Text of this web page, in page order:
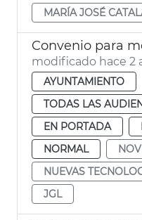
MARÍA JOSÉ
modificado hace 2
AYUNTAMIENTO
TODAS LAS
EN PORTADA
NORMAL
NUEVAS
JGL